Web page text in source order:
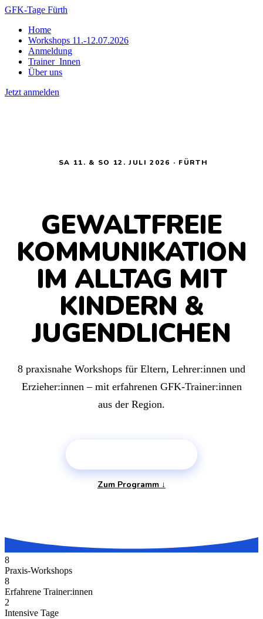
GFK-Tage Fürth
Home
Workshops 11.-12.07.2026
Anmeldung
Trainer_Innen
Über uns
Jetzt anmelden
SA 11. & SO 12. JULI 2026 · FÜRTH
GEWALTFREIE
KOMMUNIKATION
IM ALLTAG MIT
KINDERN &
JUGENDLICHEN
8 praxisnahe Workshops für Eltern, Lehrer:innen und
Erzieher:innen – mit erfahrenen GFK-Trainer:innen
aus der Region.
Zum Programm ↓
8
Praxis-Workshops
8
Erfahrene Trainer:innen
2
Intensive Tage